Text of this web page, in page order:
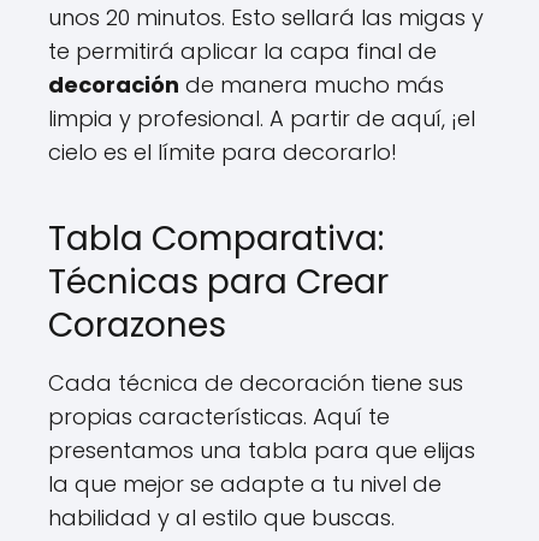
unos 20 minutos. Esto sellará las migas y
te permitirá aplicar la capa final de
decoración de manera mucho más
limpia y profesional. A partir de aquí, ¡el
cielo es el límite para decorarlo!
Tabla Comparativa:
Técnicas para Crear
Corazones
Cada técnica de decoración tiene sus
propias características. Aquí te
presentamos una tabla para que elijas
la que mejor se adapte a tu nivel de
habilidad y al estilo que buscas.